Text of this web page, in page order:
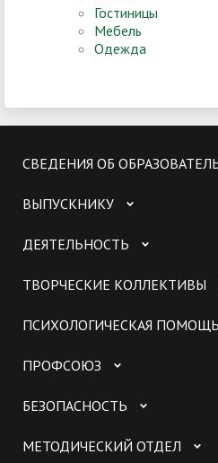
Гостиницы
Мебель
Одежда
СВЕДЕНИЯ ОБ
ВЫПУСКНИКУ
ДЕЯТЕЛЬНОСТЬ
ТВОРЧЕСКИЕ КОЛЛЕКТИВЫ
ПСИХОЛОГИЧЕСКАЯ
ПРОФСОЮЗ
БЕЗОПАСНОСТЬ
МЕТОДИЧЕСКИЙ ОТДЕЛ